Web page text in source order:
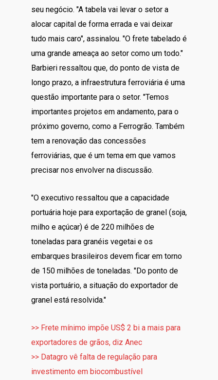
seu negócio. "A tabela vai levar o setor a
alocar capital de forma errada e vai deixar
tudo mais caro", assinalou. "O frete tabelado é
uma grande ameaça ao setor como um todo."
Barbieri ressaltou que, do ponto de vista de
longo prazo, a infraestrutura ferroviária é uma
questão importante para o setor. "Temos
importantes projetos em andamento, para o
próximo governo, como a Ferrogrão. Também
tem a renovação das concessões
ferroviárias, que é um tema em que vamos
precisar nos envolver na discussão.
"O executivo ressaltou que a capacidade
portuária hoje para exportação de granel (soja,
milho e açúcar) é de 220 milhões de
toneladas para granéis vegetai e os
embarques brasileiros devem ficar em torno
de 150 milhões de toneladas. "Do ponto de
vista portuário, a situação do exportador de
granel está resolvida."
>> Frete mínimo impõe US$ 2 bi a mais para
exportadores de grãos, diz Anec
>> Datagro vê falta de regulação para
investimento em biocombustível